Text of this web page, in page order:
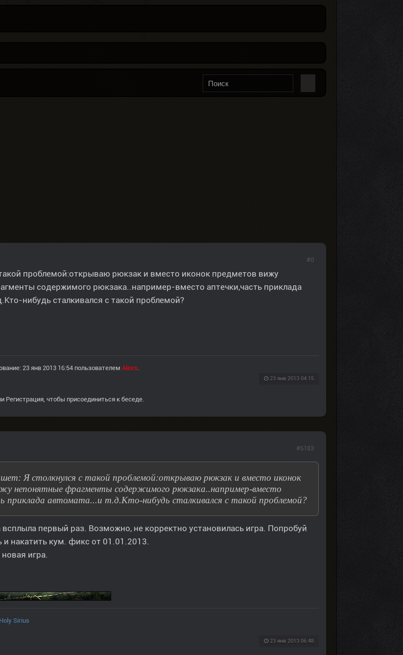
проблемой:открываю рюкзак и вместо иконок предметов вижу
содержимого рюкзака..например-вместо аптечки,часть приклада
нибудь сталкивался с такой проблемой?
23 янв 2013 16:54 пользователем Alexs.
23 янв 2013 04:15
#0
Регистрация, чтобы присоединиться к беседе.
Я столкнулся с такой проблемой:открываю рюкзак и вместо иконок
непонятные фрагменты содержимого рюкзака..например-вместо
приклада автомата...и т.д.Кто-нибудь сталкивался с такой проблемой?
всплыла первый раз. Возможно, не корректно установилась игра. Попробуй
и накатить кум. фикс от 01.01.2013.
игра.
Holy Sirius
23 янв 2013 06:48
#6183